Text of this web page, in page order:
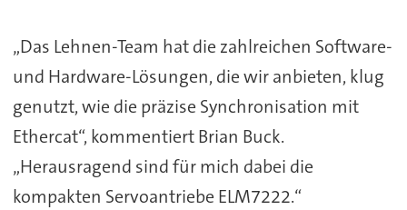
„Das Lehnen-Team hat die zahlreichen Software-
und Hardware-Lösungen, die wir anbieten, klug
genutzt, wie die präzise Synchronisation mit
Ethercat“, kommentiert Brian Buck.
„Herausragend sind für mich dabei die
kompakten Servoantriebe ELM7222.“